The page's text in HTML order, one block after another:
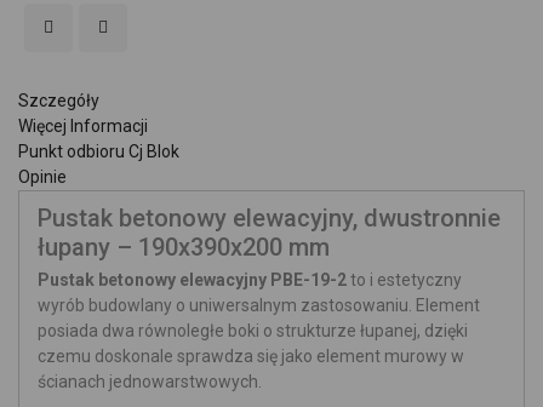
Szczegóły
Więcej Informacji
Punkt odbioru Cj Blok
Opinie
Pustak betonowy elewacyjny, dwustronnie
łupany – 190x390x200 mm
Pustak betonowy elewacyjny PBE-19-2to i estetyczny
wyrób budowlany o uniwersalnym zastosowaniu. Element
posiada dwa równoległe boki o strukturze łupanej, dzięki
czemu doskonale sprawdza się jako element murowy w
ścianach jednowarstwowych.